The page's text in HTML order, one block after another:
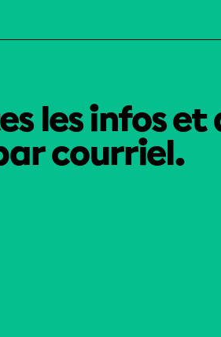
les infos et
courriel.